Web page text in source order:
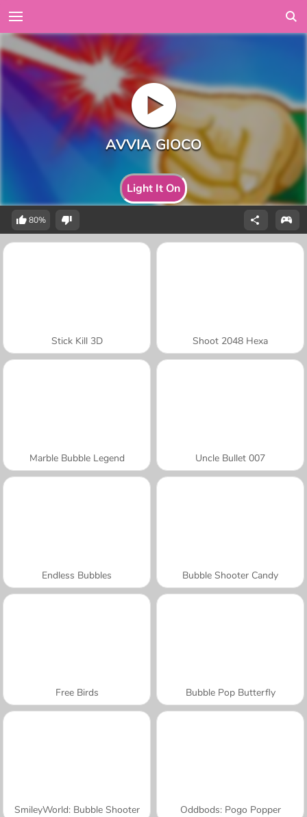
Light It On
80%
Stick Kill 3D Shoot 2048 Hexa
Marble Bubble Legend Uncle Bullet 007
Endless Bubbles Bubble Shooter Candy
Free Birds Bubble Pop Butterfly
SmileyWorld: Bubble Shooter Oddbods: Pogo Popper